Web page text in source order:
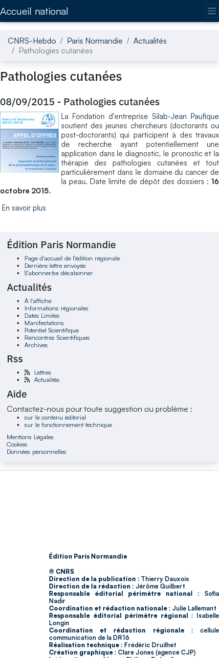
Accueil national
CNRS-Hebdo Paris Normandie
Actualités
Pathologies cutanées
Pathologies cutanées
08/09/2015 - Pathologies cutanées
La Fondation d'entreprise Silab-Jean Paufique
soutient des jeunes chercheurs (doctorants ou
post-doctorants) qui participent à des travaux
de recherche ayant potentiellement une
application dans le diagnostic, le pronostic et la
thérapie des pathologies cutanées et tout
particulièrement dans le domaine du cancer de
la peau. Date limite de dépôt des dossiers : 16
octobre 2015.
En savoir plus
Édition Paris Normandie
Page d'accueil de l'édition régionale
Dernière lettre envoyée
S'abonner/se désabonner
Actualités
À l'affiche
Informations régionales
Dates Limites
Manifestations
Potentiel Scientifique
Rencontres Scientifiques
Archives
Rss
Lettres
Actualités
Aide
Contactez-nous pour toute suggestion ou problème :
sur le contenu éditorial
sur le fonctionnement technique
Mentions Légales
Cookies
Données personnelles
Édition Paris Normandie
© CNRS
Direction de la publication : Thierry Dauxois
Direction de la rédaction : Jérôme Guilbert
Responsable éditorial périmètre national : Sofia
Nadir
Coordination et rédaction nationale : Julie Lallemant
Responsable éditorial périmètre régional : Isabelle
Longin
Coordination et rédaction régionale : cellule
communication de la DR16
Réalisation technique : Frédéric Druilhet
Création graphique : Clare Jones (agence CJP)